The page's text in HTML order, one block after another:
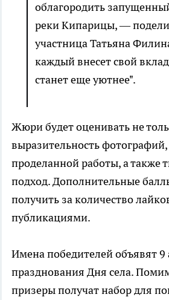
облагородить
реки Кипарицы, —
участница Татьяна
каждый внесет свой
станет еще уютнее".
Жюри будет оценивать не
выразительность
проделанной работы, а также
подход. Дополнительные
получить за количество
публикациями.
Имена победителей объявят 9
празднования Дня села.
призеры получат набор для